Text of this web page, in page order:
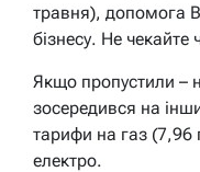
травня), допомога
бізнесу. Не чекайте
Якщо пропустили –
зосередився на
тарифи на газ (7,96
електро.